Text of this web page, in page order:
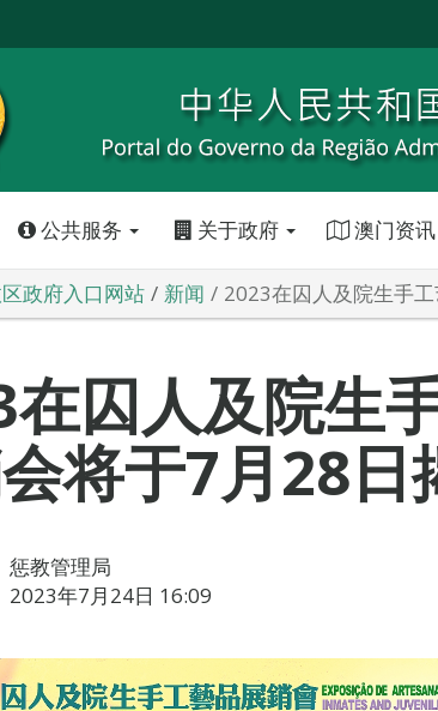
公共服务 关于政府 澳门资讯
政府入口网站 新闻 2023在囚人及院生手
囚人及院生
将于7月28日
惩教管理局
2023年7月24日 16:09